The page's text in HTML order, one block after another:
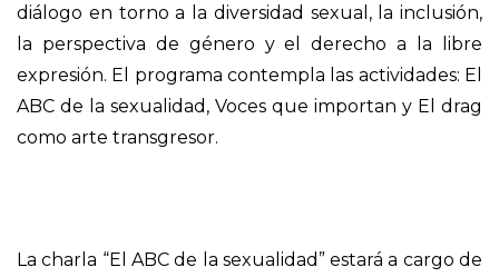
diálogo en torno a la diversidad sexual, la inclusión,
la perspectiva de género y el derecho a la libre
expresión. El programa contempla las actividades: El
ABC de la sexualidad, Voces que importan y El drag
como arte transgresor.
La charla “El ABC de la sexualidad” estará a cargo de